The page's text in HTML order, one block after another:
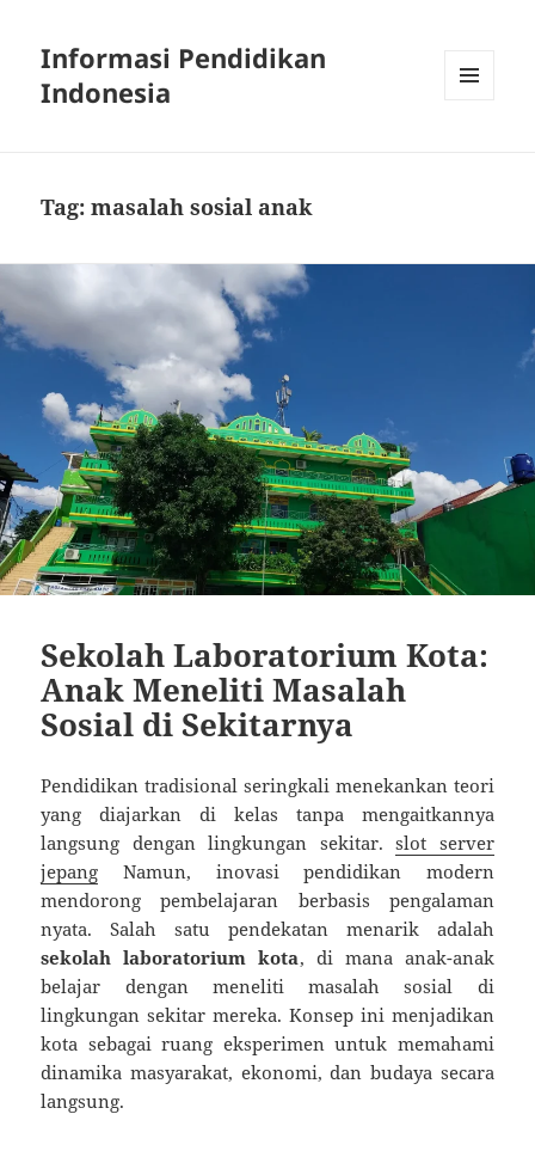
Informasi Pendidikan
Indonesia
Tag:masalah sosial anak
Sekolah Laboratorium Kota:
Anak Meneliti Masalah
Sosial di Sekitarnya
Pendidikan tradisional seringkali menekankan teori
yang diajarkan di kelas tanpa mengaitkannya
langsung dengan lingkungan sekitar.slot server
jepang Namun, inovasi pendidikan modern
mendorong pembelajaran berbasis pengalaman
nyata. Salah satu pendekatan menarik adalah
sekolah laboratorium kota, di mana anak-anak
belajar dengan meneliti masalah sosial di
lingkungan sekitar mereka. Konsep ini menjadikan
kota sebagai ruang eksperimen untuk memahami
dinamika masyarakat, ekonomi, dan budaya secara
langsung.